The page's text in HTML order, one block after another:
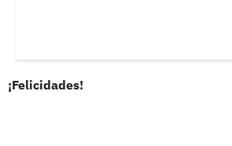
¡Felicidades!